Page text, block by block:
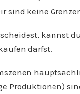
sind keine
kannst
darfst.
Produktionen)